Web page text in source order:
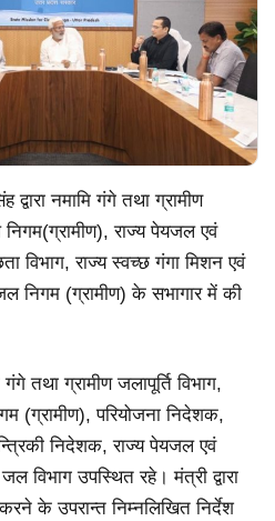
नमामि गंगे तथा ग्रामीण
राज्य पेयजल एवं
विभाग, राज्य स्वच्छ गंगा मिशन एवं
निगम (ग्रामीण) के सभागार में की
तथा ग्रामीण जलापूर्ति विभाग,
(ग्रामीण), परियोजना निदेशक,
निदेशक, राज्य पेयजल एवं
विभाग उपस्थित रहे। मंत्री द्वारा
के उपरान्त निम्नलिखित निर्देश